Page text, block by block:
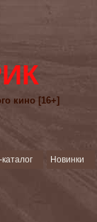
кино [16+]
Новинки